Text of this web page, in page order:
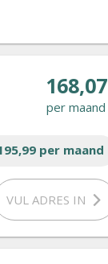
168,07
per maand
per maand
VUL ADRES IN